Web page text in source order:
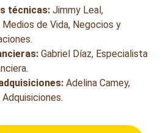
técnicas: Jimmy Leal,
Medios de Vida, Negocios y
Gabriel Díaz, Especialista
Adelina Camey,